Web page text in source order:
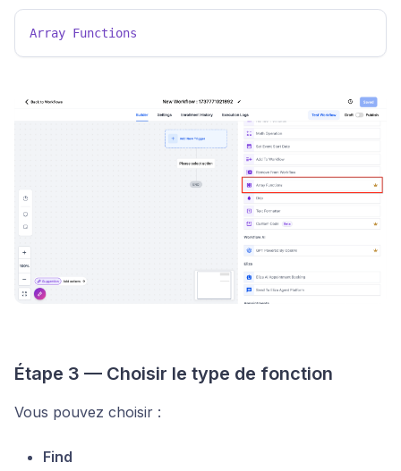
Array Functions
Étape 3 — Choisir le type de fonction
Vous pouvez choisir :
Find